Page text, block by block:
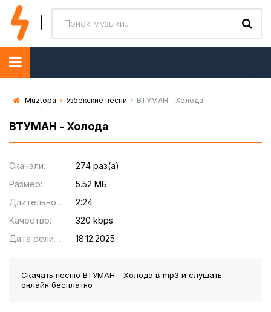
Muztopa Узбекские песни ВТУМАН - Холода
ВТУМАН - Холода
Скачали:
274 раз(а)
Размер:
5.52 МБ
Длительность:
2:24
Качество:
320 kbps
Дата релиза:
18.12.2025
Скачать песню ВТУМАН - Холода в mp3 и слушать
онлайн бесплатно